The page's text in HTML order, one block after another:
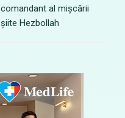
comandant al mișcării
șiite Hezbollah